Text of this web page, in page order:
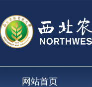
网站首页